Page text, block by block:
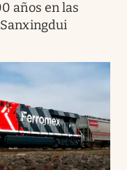
años en las